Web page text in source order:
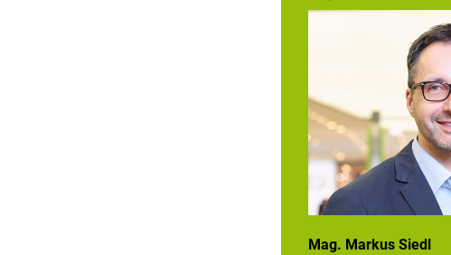
Mag. Markus Siedl